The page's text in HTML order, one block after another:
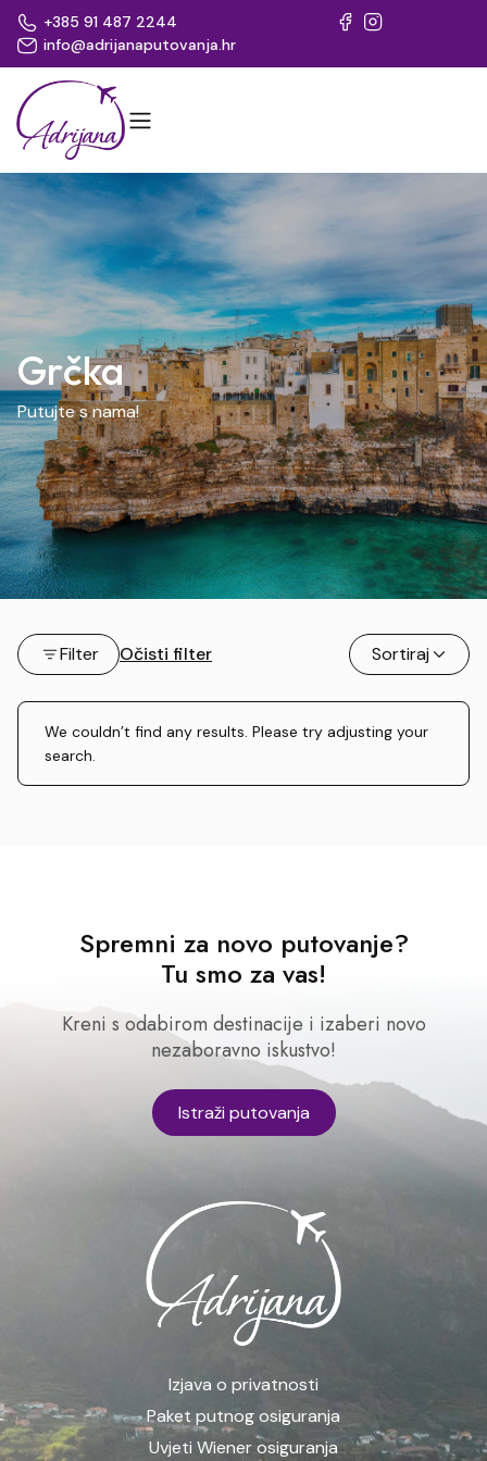
+385 91 487 2244
info@adrijanaputovanja.hr
Grčka
Putujte s nama!
Filter Očisti filter Sortiraj
We couldn’t find any results. Please try adjusting your
search.
Spremni za novo putovanje?
Tu smo za vas!
Kreni s odabirom destinacije i izaberi novo
nezaboravno iskustvo!
Istraži putovanja
Izjava o privatnosti
Paket putnog osiguranja
Uvjeti Wiener osiguranja